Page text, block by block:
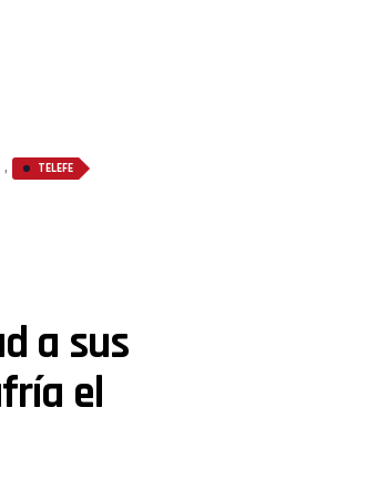
, TELEFE
a sus
el